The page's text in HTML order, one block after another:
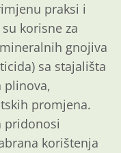
praksi i
korisne za
gnojiva
sa stajališta
plinova,
promjena.
pridonosi
korištenja